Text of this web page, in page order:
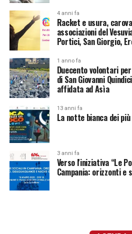
4 anni fa
Racket e usura,
associazioni del
Portici, San Giorgio,
1 anno fa
Duecento volontari
di San Giovanni
affidata ad Asìa
13 anni fa
La notte bianca dei
3 anni fa
Verso l'iniziativa “Le
Campania: orizzonti e